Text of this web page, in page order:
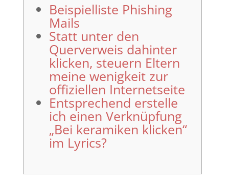
Beispielliste Phishing
Mails
Statt unter den
Querverweis dahinter
klicken, steuern Eltern
meine wenigkeit zur
offiziellen Internetseite
Entsprechend erstelle
ich einen Verknüpfung
„Bei keramiken klicken“
im Lyrics?